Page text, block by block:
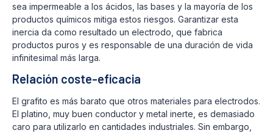
sea impermeable a los ácidos, las bases y la mayoría de los
productos químicos mitiga estos riesgos. Garantizar esta
inercia da como resultado un electrodo, que fabrica
productos puros y es responsable de una duración de vida
infinitesimal más larga.
Relación coste-eficacia
El grafito es más barato que otros materiales para electrodos.
El platino, muy buen conductor y metal inerte, es demasiado
caro para utilizarlo en cantidades industriales. Sin embargo,